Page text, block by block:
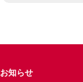
お知らせ